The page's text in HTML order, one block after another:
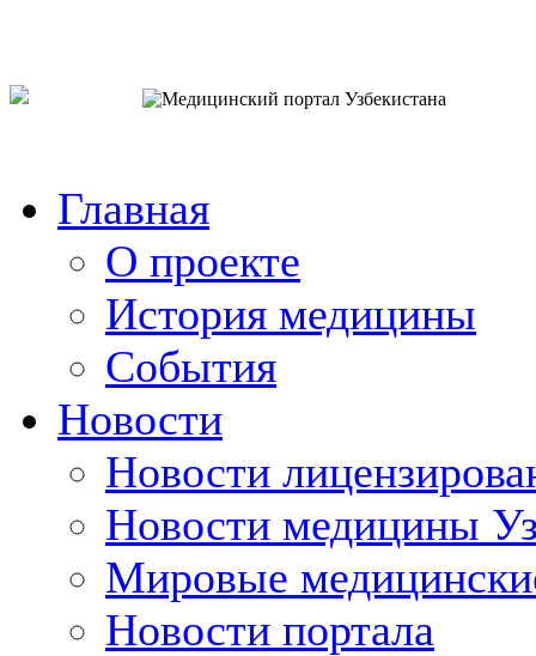
Главная
О проекте
История медицины
События
Новости
Новости
Новости медицины
Мировые
Новости портала